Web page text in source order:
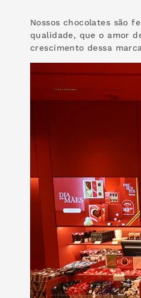
Nossos chocolates são
qualidade, que o amor
crescimento dessa